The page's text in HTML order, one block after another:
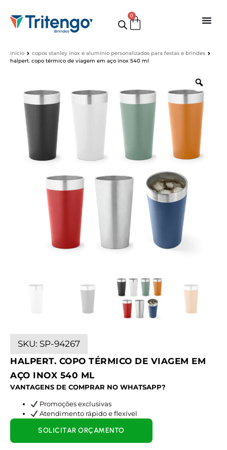
0
início
copos stanley inox e alumínio personalizados para festas e brindes
halpert. copo térmico de viagem em aço inox 540 ml
SKU: SP-94267
HALPERT. COPO TÉRMICO DE VIAGEM EM
AÇO INOX 540 ML
VANTAGENS DE COMPRAR NO WHATSAPP?
Promoções exclusivas
Atendimento rápido e flexível
SOLICITAR ORÇAMENTO